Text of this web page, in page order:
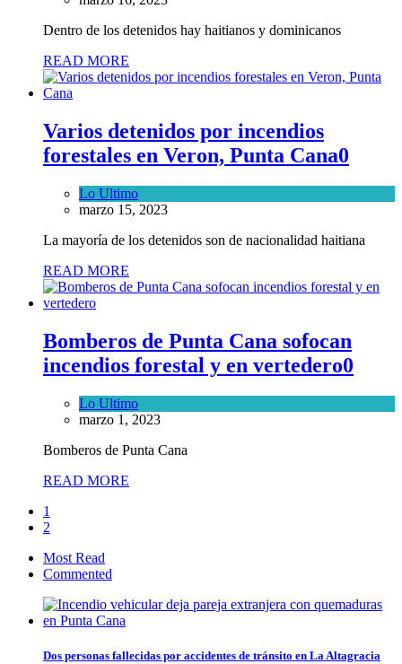
Dentro de los detenidos hay haitianos y dominicanos
READ MORE
Varios detenidos por incendios
forestales en Veron, Punta Cana0
Lo Ultimo
marzo 15, 2023
La mayoría de los detenidos son de nacionalidad haitiana
READ MORE
Bomberos de Punta Cana sofocan
incendios forestal y en vertedero0
Lo Ultimo
marzo 1, 2023
Bomberos de Punta Cana
READ MORE
1
2
Most Read
Commented
Dos personas fallecidas por accidentes de tránsito en La Altagracia